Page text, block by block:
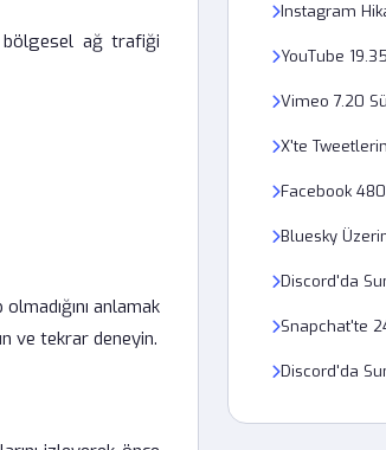
bölgesel ağ trafiği
anlamak
ve tekrar deneyin.